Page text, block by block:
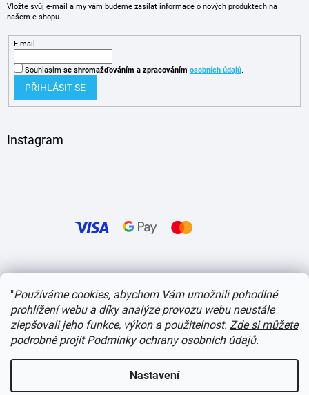
"Používáme cookies, abychom Vám umožnili pohodlné
prohlížení webu a díky analýze provozu webu neustále
zlepšovali jeho funkce, výkon a použitelnost. Zde si můžete
podrobně projít Podmínky ochrany osobních údajů.
Nastavení
Vložte svůj e-mail a my vám budeme zasílat informace o nových produktech na
našem e-shopu.
E-mail
Souhlasím se shromažďováním a zpracováním osobních údajů.
PŘIHLÁSIT SE
Instagram
Copyright 2026 itvlaky.cz . Všechna práva vyhrazena. Upravit nastavení cookies